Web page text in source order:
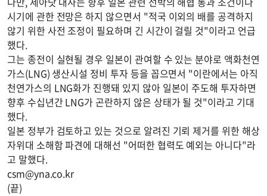
시기에 관한 전망은 하지 않으면서 "적국 이외의 배를 공격하지
않기 위한 사전 조정이 필요하며 긴 시간이 걸릴 것"이라고 언급
했다.
그는 종전이 실현될 경우 일본이 관여할 수 있는 분야로 액화천연
가스(LNG) 생산시설 정비 투자 등을 꼽으면서 "이란에서는 아직
천연가스의 LNG화가 진행돼 있지 않아 일본이 주도해 투자하면
향후 수십년간 LNG가 곤란하지 않은 상태가 될 것"이라고 기대
했다.
일본 정부가 검토하고 있는 것으로 알려진 기뢰 제거를 위한 해상
자위대 소해함 파견에 대해선 "어떠한 협력도 예외는 아니다"라
고 말했다.
csm@yna.co.kr
(끝)